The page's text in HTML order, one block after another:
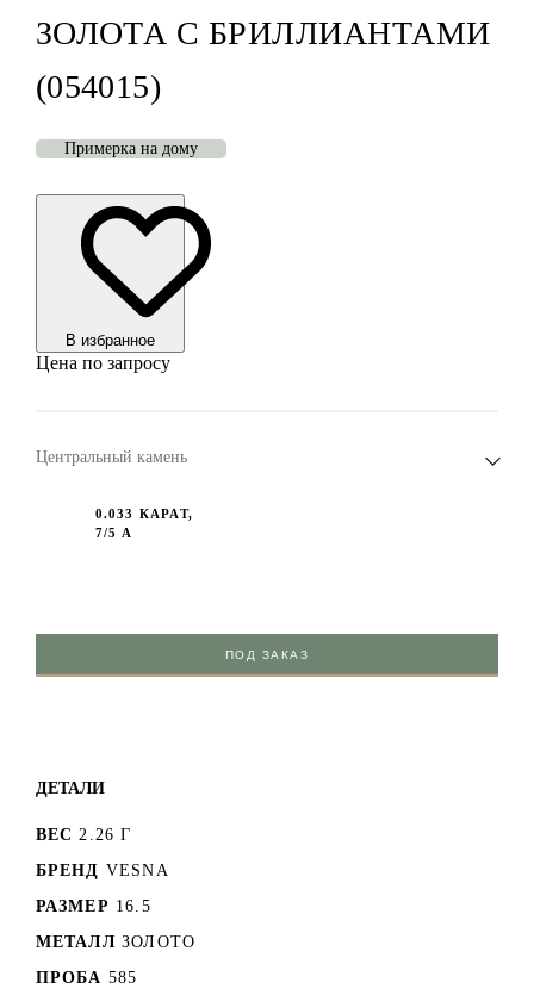
ЗОЛОТА С БРИЛЛИАНТАМИ
(054015)
Примерка на дому
В избранноe
Цена по запросу
Центральный камень
0.033 КАРАТ,
7/5 А
ПОД ЗАКАЗ
ДЕТАЛИ
ВЕС 2.26 Г
БРЕНД VESNA
РАЗМЕР 16.5
МЕТАЛЛ ЗОЛОТО
ПРОБА 585